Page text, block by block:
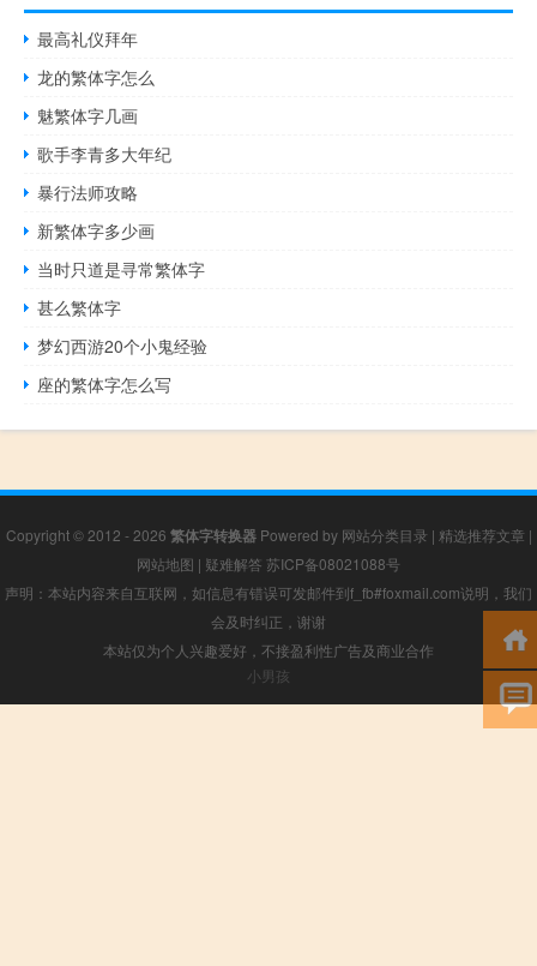
最高礼仪拜年
龙的繁体字怎么
魅繁体字几画
歌手李青多大年纪
暴行法师攻略
新繁体字多少画
当时只道是寻常繁体字
甚么繁体字
梦幻西游20个小鬼经验
座的繁体字怎么写
Copyright © 2012 - 2026 繁体字转换器Powered by 网站分类目录 | 精选推荐文章 |
网站地图 | 疑难解答 苏ICP备08021088号
声明：本站内容来自互联网，如信息有错误可发邮件到f_fb#foxmail.com说明，我们
会及时纠正，谢谢
本站仅为个人兴趣爱好，不接盈利性广告及商业合作
小男孩